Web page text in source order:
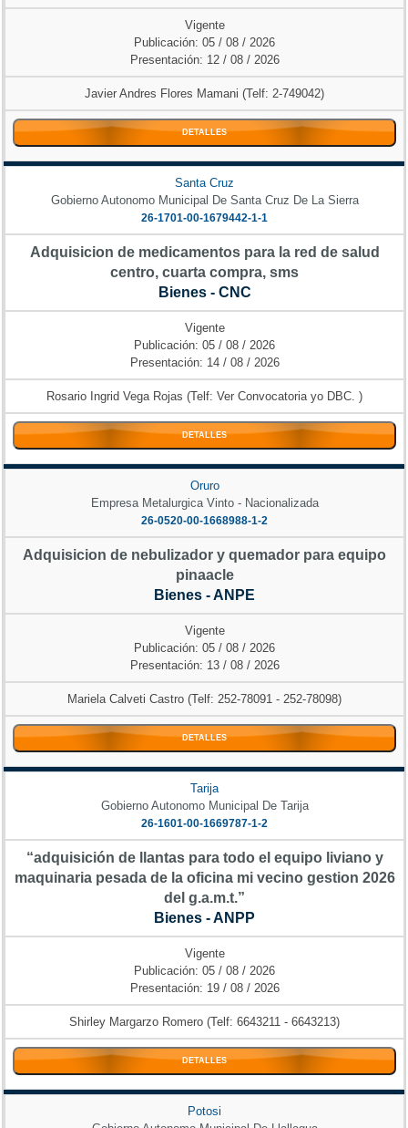
Vigente
Publicación: 05 / 08 / 2026
Presentación: 12 / 08 / 2026
Javier Andres Flores Mamani (Telf: 2-749042)
DETALLES
Santa Cruz
Gobierno Autonomo Municipal De Santa Cruz De La Sierra
26-1701-00-1679442-1-1
Adquisicion de medicamentos para la red de salud
centro, cuarta compra, sms
Bienes - CNC
Vigente
Publicación: 05 / 08 / 2026
Presentación: 14 / 08 / 2026
Rosario Ingrid Vega Rojas (Telf: Ver Convocatoria yo DBC. )
DETALLES
Oruro
Empresa Metalurgica Vinto - Nacionalizada
26-0520-00-1668988-1-2
Adquisicion de nebulizador y quemador para equipo
pinaacle
Bienes - ANPE
Vigente
Publicación: 05 / 08 / 2026
Presentación: 13 / 08 / 2026
Mariela Calveti Castro (Telf: 252-78091 - 252-78098)
DETALLES
Tarija
Gobierno Autonomo Municipal De Tarija
26-1601-00-1669787-1-2
“adquisición de llantas para todo el equipo liviano y
maquinaria pesada de la oficina mi vecino gestion 2026
del g.a.m.t.”
Bienes - ANPP
Vigente
Publicación: 05 / 08 / 2026
Presentación: 19 / 08 / 2026
Shirley Margarzo Romero (Telf: 6643211 - 6643213)
DETALLES
Potosi